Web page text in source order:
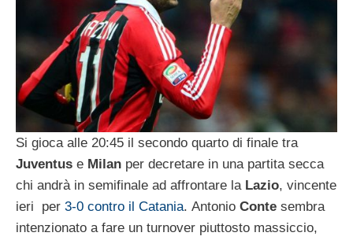
Si gioca alle 20:45 il secondo quarto di finale tra
Juventus e Milan per decretare in una partita secca
chi andrà in semifinale ad affrontare la Lazio, vincente
ieri per 3-0 contro il Catania. Antonio Conte sembra
intenzionato a fare un turnover piuttosto massiccio,